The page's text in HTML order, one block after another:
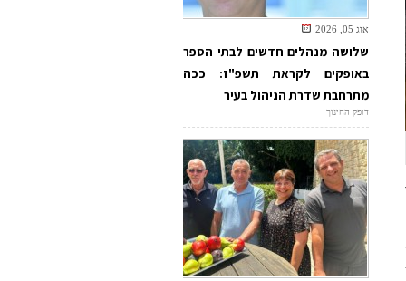
אוג 05, 2026
שלושה מנהלים חדשים לבתי הספר
באופקים לקראת תשפ"ז: ככה
מתרחבת שדרת הניהול בעיר
דופק החינוך